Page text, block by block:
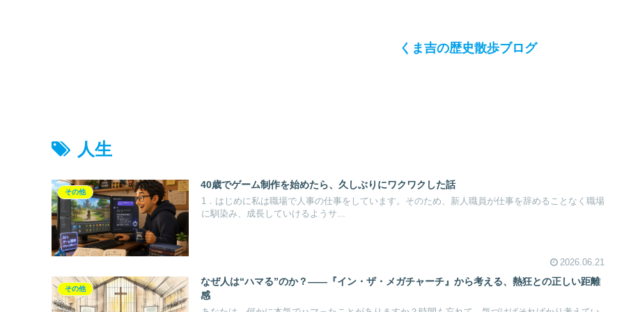
くま吉の歴史散歩ブログ
人生
その他
40歳でゲーム制作を始めたら、久しぶりにワクワクした話
1．はじめに私は職場で人事の仕事をしています。そのため、新人職員が仕事を辞めることなく職場
に馴染み、成長していけるようサ...
2026.06.21
その他
なぜ人は“ハマる”のか？——『イン・ザ・メガチャーチ』から考える、熱狂との正しい距離
感